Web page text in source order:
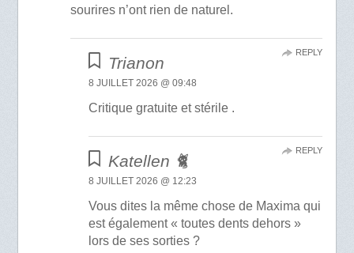
sourires n’ont rien de naturel.
Trianon
8 JUILLET 2026 @ 09:48
Critique gratuite et stérile .
REPLY
Katellen 🐈
8 JUILLET 2026 @ 12:23
Vous dites la même chose de Maxima qui
est également « toutes dents dehors »
lors de ses sorties ?
REPLY